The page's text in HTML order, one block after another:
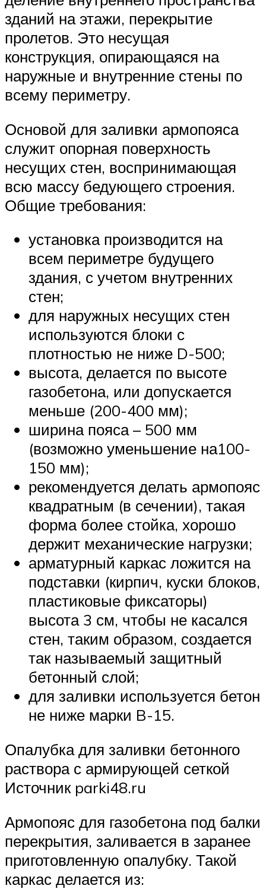
зданий на этажи, перекрытие
пролетов. Это несущая
конструкция, опирающаяся на
наружные и внутренние стены по
всему периметру.
Основой для заливки армопояса
служит опорная поверхность
несущих стен, воспринимающая
всю массу бедующего строения.
Общие требования:
установка производится на
всем периметре будущего
здания, с учетом внутренних
стен;
для наружных несущих стен
используются блоки с
плотностью не ниже D-500;
высота, делается по высоте
газобетона, или допускается
меньше (200-400 мм);
ширина пояса – 500 мм
(возможно уменьшение на100-
150 мм);
рекомендуется делать армопояс
квадратным (в сечении), такая
форма более стойка, хорошо
держит механические нагрузки;
арматурный каркас ложится на
подставки (кирпич, куски блоков,
пластиковые фиксаторы)
высота 3 см, чтобы не касался
стен, таким образом, создается
так называемый защитный
бетонный слой;
для заливки используется бетон
не ниже марки B-15.
Опалубка для заливки бетонного
раствора с армирующей сеткой
Источник parki48.ru
Армопояс для газобетона под балки
перекрытия, заливается в заранее
приготовленную опалубку. Такой
каркас делается из: